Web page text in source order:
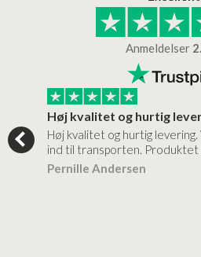
Anmeldelser
Høj kvalitet og hurtig
Høj kvalitet og hurtig
ind til transporten.
Pernille Andersen